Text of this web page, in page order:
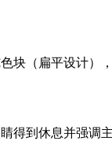
块（扁平设计）
得到休息并强调主